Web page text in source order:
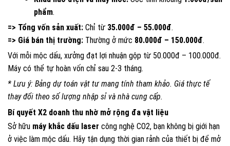
phẩm.
=> Tổng vốn sản xuất: Chỉ từ 35.000đ – 55.000đ.
=> Giá bán thị trường: Thường ở mức 80.000đ – 150.000đ.
Với mỗi mộc dấu, xưởng đạt lợi nhuận gộp từ 50.000đ – 100.000đ.
Máy có thể tự hoàn vốn chỉ sau 2-3 tháng.
* Lưu ý: Bảng dự toán vật tư mang tính tham khảo. Giá thực tế
thay đổi theo số lượng nhập sỉ và nhà cung cấp.
Bí quyết X2 doanh thu nhờ mở rộng đa vật liệu
Sở hữu máy khắc dấu laser công nghệ CO2, bạn không bị giới hạn
ở việc làm mộc dấu. Hãy tận dụng thời gian rảnh của thiết bị để mở